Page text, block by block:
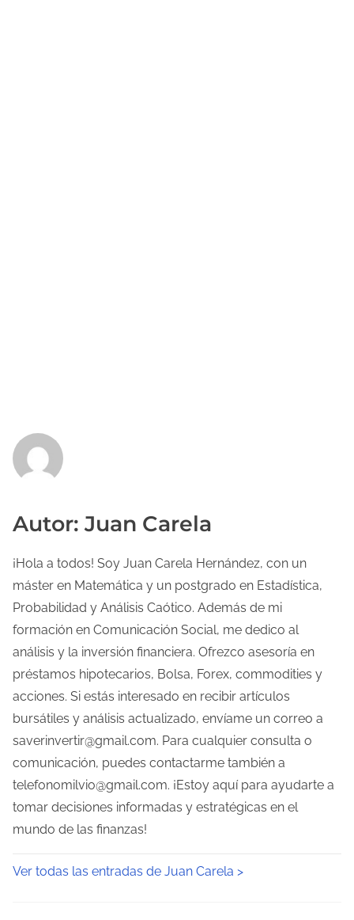
Autor: Juan Carela
¡Hola a todos! Soy Juan Carela Hernández, con un
máster en Matemática y un postgrado en Estadística,
Probabilidad y Análisis Caótico. Además de mi
formación en Comunicación Social, me dedico al
análisis y la inversión financiera. Ofrezco asesoría en
préstamos hipotecarios, Bolsa, Forex, commodities y
acciones. Si estás interesado en recibir artículos
bursátiles y análisis actualizado, envíame un correo a
saverinvertir@gmail.com. Para cualquier consulta o
comunicación, puedes contactarme también a
telefonomilvio@gmail.com. ¡Estoy aquí para ayudarte a
tomar decisiones informadas y estratégicas en el
mundo de las finanzas!
Ver todas las entradas de Juan Carela >